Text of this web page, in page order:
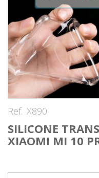
Ref. X890
SILICONE
XIAOMI MI 10